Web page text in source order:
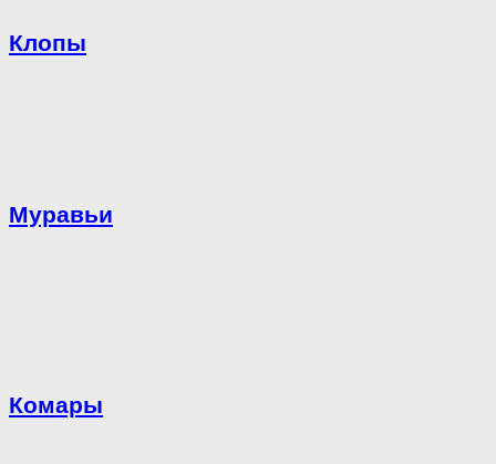
Клопы
Муравьи
Комары